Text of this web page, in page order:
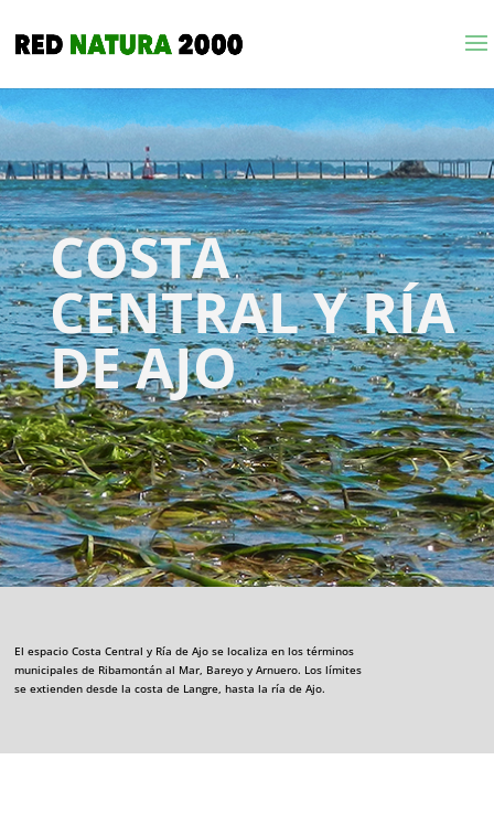
COSTA
CENTRAL Y RÍA
DE AJO
El espacio Costa Central y Ría de Ajo se localiza en los términos
municipales de Ribamontán al Mar, Bareyo y Arnuero. Los límites
se extienden desde la costa de Langre, hasta la ría de Ajo.